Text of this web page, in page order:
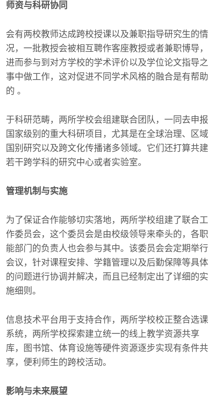
师资与科研协同
会有两校教师达成跨校授课以及兼职指导研究生的情
况，一批教授会被相互聘作客座教授或者兼职博导，
进而参与到对方学校的学术评价以及学位论文指导之
事中做工作，这对促进不同学术风格的融合是有帮助
的 。
于科研范畴，两所学校会组建联合团队，一同去申报
国家级别的重大科研项目，尤其是在全球治理、区域
国别研究以及跨文化传播诸多领域。它们还打算共建
若干跨学科的研究中心或者实验室。
管理机制与实施
为了保证合作能够切实落地，两所学校组建了联合工
作委员会，这个委员会是由校级领导来牵头的，各职
能部门的负责人也会参与其中。该委员会会定期举行
会议，针对课程安排、学籍管理以及后勤保障等具体
的问题进行协调并解决，而且已经制定出了详细的实
施细则。
信息技术平台用于支持合作，两所学校校正整合选课
系统，两所学校探索建立统一的线上教学资源共享
库，图书馆、体育设施等硬件资源逐步实现有条件共
享，便利师生的跨校活动。
影响与未来展望